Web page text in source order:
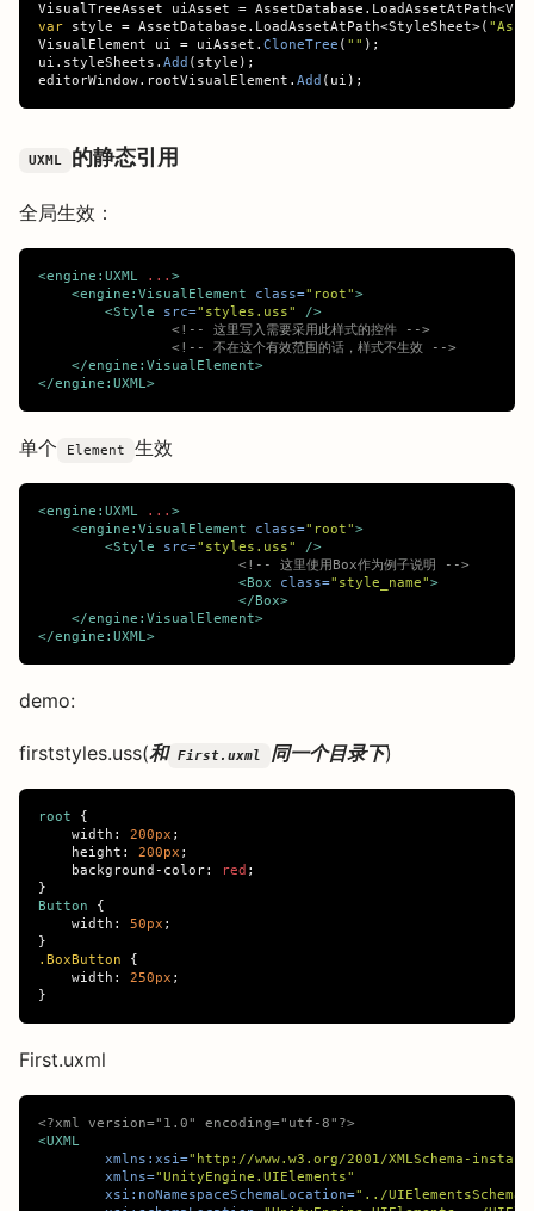
VisualTreeAsset uiAsset = AssetDatabase . LoadAssetAtPath<
var
style = AssetDatabase . LoadAssetAtPath<StyleSheet>(
VisualElement
ui = uiAsset . CloneTree ( "" );
ui . styleSheets . Add ( style );
editorWindow. rootVisualElement . Add ( ui );
UXML 的静态引用
全局生效：
<engine:UXML ... >
<engine:VisualElement
class="root">
<Style
src="styles.uss"
/>
<!-- 这里写入需要采用此样式的控件 -->
<!-- 不在这个有效范围的话，样式不生效 -->
</engine:VisualElement>
</engine:UXML>
单个 Element 生效
<engine:UXML ... >
<engine:VisualElement
class="root">
<Style
src="styles.uss"
/>
<!-- 这里使用Box作为例子说明 -->
<Box
class="style_name">
</Box>
</engine:VisualElement>
</engine:UXML>
demo:
firststyles.uss(和 First.uxml 同一个目录下)
root
{
width : 200px ;
height : 200px ;
background-color: red ;
}
Button
{
width : 50px ;
}
.BoxButton
{
width : 250px ;
}
First.uxml
<?xml version="1.0" encoding="utf-8"?>
<UXML
xmlns:xsi="http://www.w3.org/2001/XMLSchema-
xmlns="UnityEngine.UIElements"
xsi:noNamespaceSchemaLocation="../